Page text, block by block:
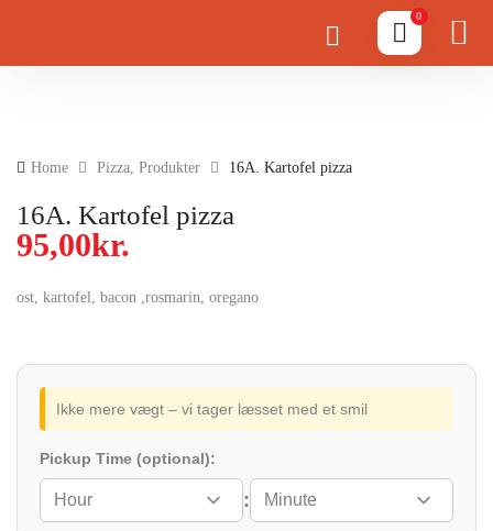
0
Home Pizza, Produkter 16A. Kartofel pizza
16A. Kartofel pizza
95,00kr.
ost, kartofel, bacon ,rosmarin, oregano
Ikke mere vægt – vi tager læsset med et smil
Pickup Time (optional):
: